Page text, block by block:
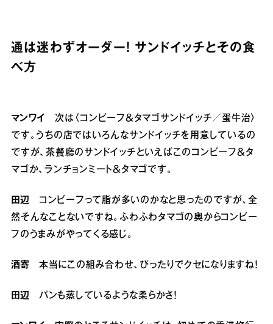
通は迷わずオーダー！ サンドイッチとその食
べ方
マンワイ
次は〈コンビーフ＆タマゴサンドイッチ／蛋牛治〉
です。うちの店ではいろんなサンドイッチを用意しているの
ですが、茶餐廳のサンドイッチといえばこのコンビーフ＆タ
マゴか、ランチョンミート＆タマゴです。
田辺 コンビーフって脂が多いのかなと思ったのですが、全
然そんなことないですね。ふわふわタマゴの奥からコンビー
フのうまみがやってくる感じ。
酒寄 本当にこの組み合わせ、ぴったりでクセになりますね！
田辺 パンも蒸しているような柔らかさ！